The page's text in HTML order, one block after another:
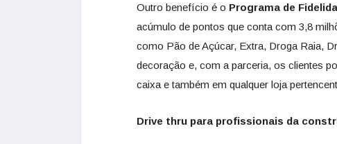
Outro benefício é o Programa de
acúmulo de pontos que conta com 3,8
como Pão de Açúcar, Extra, Droga Raia,
decoração e, com a parceria, os clientes
caixa e também em qualquer loja
Drive thru para profissionais da